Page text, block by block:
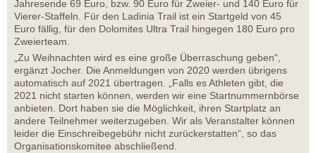
Jahresende 69 Euro, bzw. 90 Euro für Zweier- und 140 Euro für
Vierer-Staffeln. Für den Ladinia Trail ist ein Startgeld von 45
Euro fällig, für den Dolomites Ultra Trail hingegen 180 Euro pro
Zweierteam.
„Zu Weihnachten wird es eine große Überraschung geben“,
ergänzt Jocher. Die Anmeldungen von 2020 werden übrigens
automatisch auf 2021 übertragen. „Falls es Athleten gibt, die
2021 nicht starten können, werden wir eine Startnummernbörse
anbieten. Dort haben sie die Möglichkeit, ihren Startplatz an
andere Teilnehmer weiterzugeben. Wir als Veranstalter können
leider die Einschreibegebühr nicht zurückerstatten“, so das
Organisationskomitee abschließend.